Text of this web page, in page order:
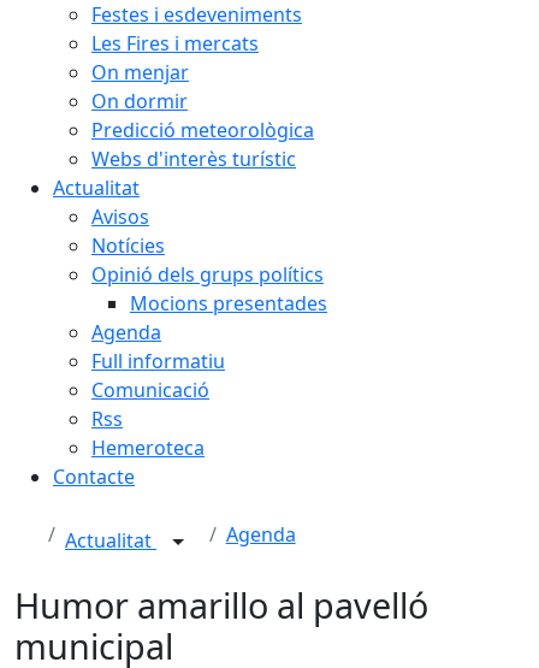
Festes i esdeveniments
Les Fires i mercats
On menjar
On dormir
Predicció meteorològica
Webs d'interès turístic
Actualitat
Avisos
Notícies
Opinió dels grups polítics
Mocions presentades
Agenda
Full informatiu
Comunicació
Rss
Hemeroteca
Contacte
Actualitat Agenda
Humor amarillo al pavelló
municipal